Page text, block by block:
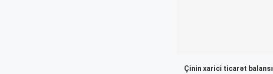
Çinin xarici ticarət balansı